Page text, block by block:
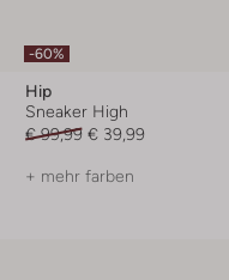
-60%
Hip
Sneaker High
€ 99,99 € 39,99
+ mehr farben